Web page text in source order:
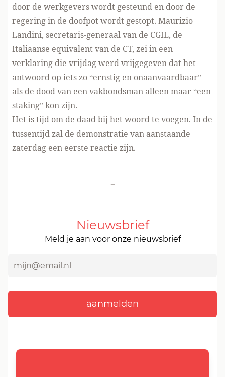
door de werkgevers wordt gesteund en door de
regering in de doofpot wordt gestopt. Maurizio
Landini, secretaris-generaal van de CGIL, de
Italiaanse equivalent van de CT, zei in een
verklaring die vrijdag werd vrijgegeven dat het
antwoord op iets zo “ernstig en onaanvaardbaar”
als de dood van een vakbondsman alleen maar “een
staking” kon zijn.
Het is tijd om de daad bij het woord te voegen. In de
tussentijd zal de demonstratie van aanstaande
zaterdag een eerste reactie zijn.
-
Nieuwsbrief
Meld je aan voor onze nieuwsbrief